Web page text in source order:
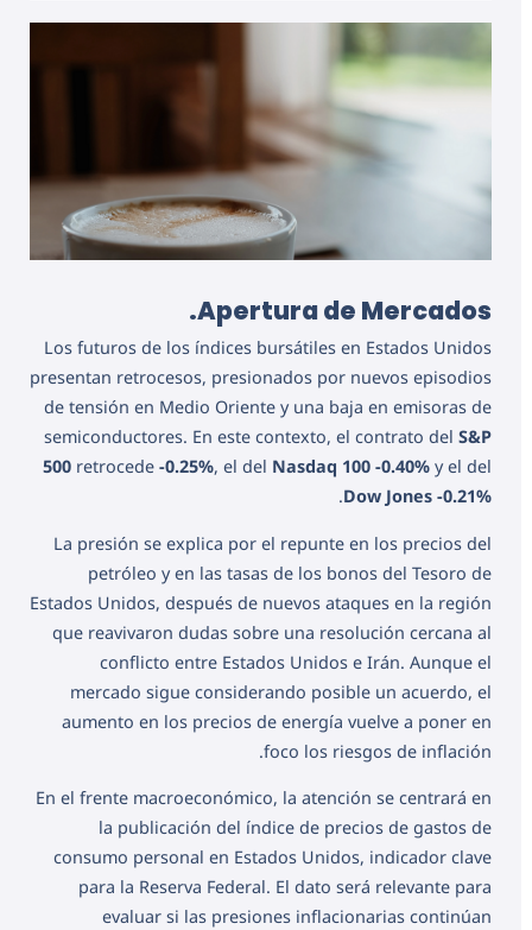
Apertura de Mercados.
Los futuros de los índices bursátiles en Estados Unidos
presentan retrocesos, presionados por nuevos episodios
de tensión en Medio Oriente y una baja en emisoras de
semiconductores. En este contexto, el contrato delS&P
500 retrocede-0.25%, el del Nasdaq 100 -0.40% y el del
Dow Jones -0.21%
.
La presión se explica por el repunte en los precios del
petróleo y en las tasas de los bonos del Tesoro de
Estados Unidos, después de nuevos ataques en la región
que reavivaron dudas sobre una resolución cercana al
conflicto entre Estados Unidos e Irán. Aunque el
mercado sigue considerando posible un acuerdo, el
aumento en los precios de energía vuelve a poner en
foco los riesgos de inflación.
En el frente macroeconómico, la atención se centrará en
la publicación del índice de precios de gastos de
consumo personal en Estados Unidos, indicador clave
para la Reserva Federal. El dato será relevante para
evaluar si las presiones inflacionarias continúan